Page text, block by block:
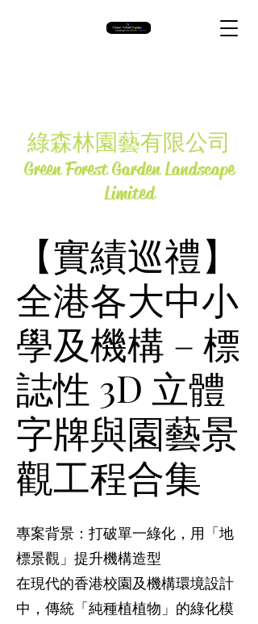
​綠森林園藝有限公司
Green Forest Garden Landscape
Limited
【實績巡禮】
全港各大中小
學及機構 – 標
誌性 3D 立體
字牌與園藝景
觀工程合集
專案背景：打破單一綠化，用「地
標景觀」提升機構造型
在現代的香港校園及機構環境設計
中，傳統「純種植植物」的綠化模